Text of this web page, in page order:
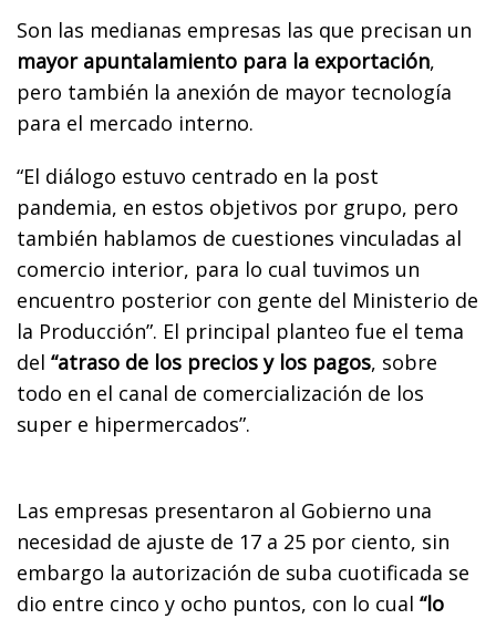
Son las medianas empresas las que precisan un
mayor apuntalamiento para la exportación,
pero también la anexión de mayor tecnología
para el mercado interno.
“El diálogo estuvo centrado en la post
pandemia, en estos objetivos por grupo, pero
también hablamos de cuestiones vinculadas al
comercio interior, para lo cual tuvimos un
encuentro posterior con gente del Ministerio de
la Producción”. El principal planteo fue el tema
del “atraso de los precios y los pagos, sobre
todo en el canal de comercialización de los
super e hipermercados”.
Las empresas presentaron al Gobierno una
necesidad de ajuste de 17 a 25 por ciento, sin
embargo la autorización de suba cuotificada se
dio entre cinco y ocho puntos, con lo cual “lo